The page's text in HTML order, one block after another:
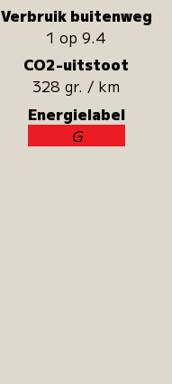
Verbruik buitenweg
1 op 9.4
CO2-uitstoot
328 gr. / km
Energielabel
G